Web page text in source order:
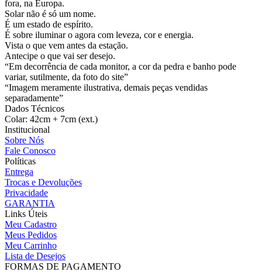
fora, na Europa.
Solar não é só um nome.
É um estado de espírito.
É sobre iluminar o agora com leveza, cor e energia.
Vista o que vem antes da estação.
Antecipe o que vai ser desejo.
“Em decorrência de cada monitor, a cor da pedra e banho pode
variar, sutilmente, da foto do site”
“Imagem meramente ilustrativa, demais peças vendidas
separadamente”
Dados Técnicos
Colar: 42cm + 7cm (ext.)
Institucional
Sobre Nós
Fale Conosco
Políticas
Entrega
Trocas e Devoluções
Privacidade
GARANTIA
Links Úteis
Meu Cadastro
Meus Pedidos
Meu Carrinho
Lista de Desejos
FORMAS DE PAGAMENTO